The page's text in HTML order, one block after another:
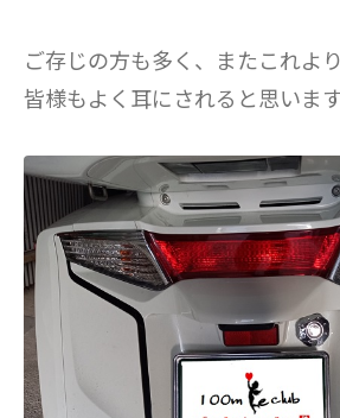
ご存じの方も多く、またこれより
皆様もよく耳にされると思いま